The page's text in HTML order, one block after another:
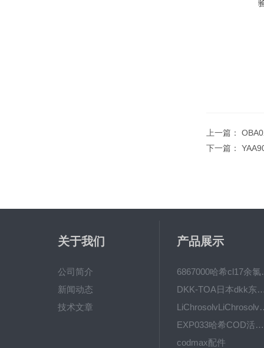
上一篇：
下一篇：
关于我们
公司简介
新闻动态
技术文章
产品展示
6867000
DKK-TOA日本dkk东亚电
EXP033哈希COD活塞泵价格 EXP033
codmax配件